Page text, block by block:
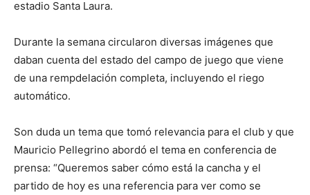
estadio Santa Laura.
Durante la semana circularon diversas imágenes que
daban cuenta del estado del campo de juego que viene
de una rempdelación completa, incluyendo el riego
automático.
Son duda un tema que tomó relevancia para el club y que
Mauricio Pellegrino abordó el tema en conferencia de
prensa: “Queremos saber cómo está la cancha y el
partido de hoy es una referencia para ver como se